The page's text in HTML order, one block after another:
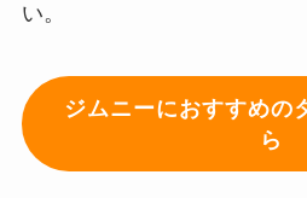
い。
ジムニーにおすすめの
ら